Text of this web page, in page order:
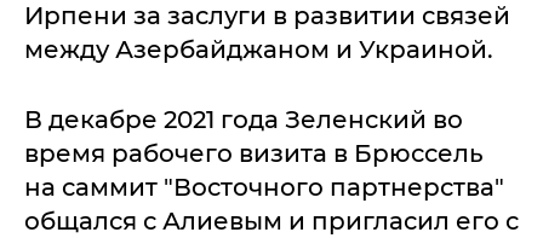
Ирпени за заслуги в развитии связей
между Азербайджаном и Украиной.
В декабре 2021 года Зеленский во
время рабочего визита в Брюссель
на саммит "Восточного партнерства"
общался с Алиевым и пригласил его с